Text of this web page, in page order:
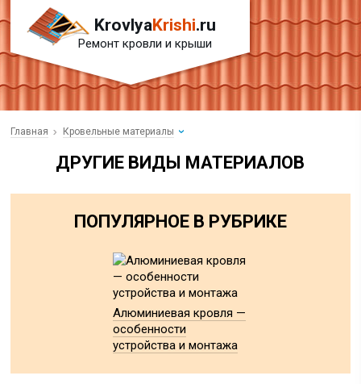
KrovlyaKrishi.ru
Ремонт кровли и крыши
Главная Кровельные материалы
ДРУГИЕ ВИДЫ МАТЕРИАЛОВ
ПОПУЛЯРНОЕ В РУБРИКЕ
Алюминиевая кровля —
особенности
устройства и монтажа